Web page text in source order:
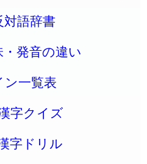
対語辞書
発音の違い
ン一覧表
字クイズ
字ドリル